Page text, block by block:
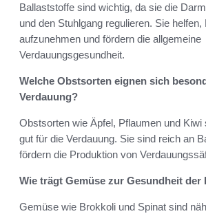
Ballaststoffe sind wichtig, da sie die
und den Stuhlgang regulieren. Sie
aufzunehmen und fördern die allgemeine
Verdauungsgesundheit.
Welche Obstsorten eignen sich
Verdauung?
Obstsorten wie Äpfel, Pflaumen und Kiwi
gut für die Verdauung. Sie sind reich an
fördern die Produktion von
Wie trägt Gemüse zur Gesundheit der
Gemüse wie Brokkoli und Spinat sind